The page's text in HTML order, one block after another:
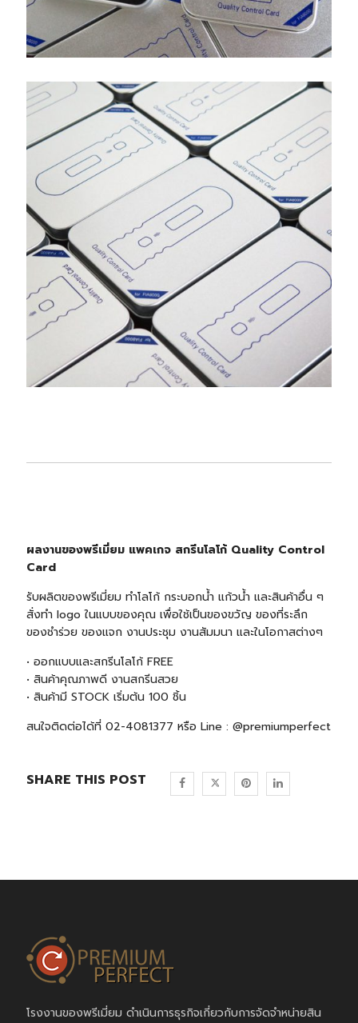
ผลงานของพรีเมี่ยม แพคเกจ สกรีนโลโก้ Quality Control
Card
รับผลิตของพรีเมี่ยม ทำโลโก้ กระบอกน้ำ แก้วน้ำ และสินค้าอื่น ๆ
สั่งทำ logo ในแบบของคุณ เพื่อใช้เป็นของขวัญ ของที่ระลึก
ของชำร่วย ของแจก งานประชุม งานสัมมนา และในโอกาสต่างๆ
• ออกแบบและสกรีนโลโก้ FREE
• สินค้าคุณภาพดี งานสกรีนสวย
• สินค้ามี STOCK เริ่มต้น 100 ชิ้น
สนใจติดต่อได้ที่ 02-4081377 หรือ Line : @premiumperfect
SHARE THIS POST
โรงงานของพรีเมี่ยม ดำเนินการธุรกิจเกี่ยวกับการจัดจำหน่ายสิน